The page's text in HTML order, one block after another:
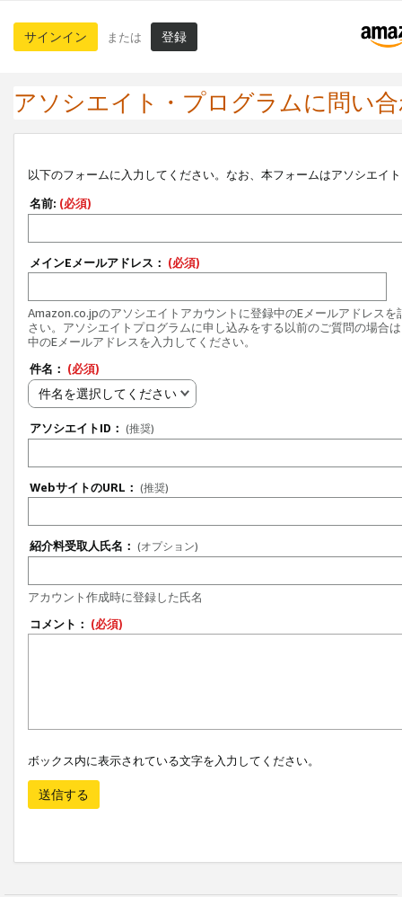
サインイン または 登録
アソシエイト・プログラムに問い
以下のフォームに入力してください。なお、本フォームはアソシエイ
名前: (必須)
メインEメールアドレス： (必須)
Amazon.co.jpのアソシエイトアカウントに登録中のEメールアドレスを
さい。アソシエイトプログラムに申し込みをする以前のご質問の場合
中のEメールアドレスを入力してください。
件名： (必須)
件名を選択してください
アソシエイトID： (推奨)
WebサイトのURL： (推奨)
紹介料受取人氏名： (オプション)
アカウント作成時に登録した氏名
コメント： (必須)
ボックス内に表示されている文字を入力してください。
送信する